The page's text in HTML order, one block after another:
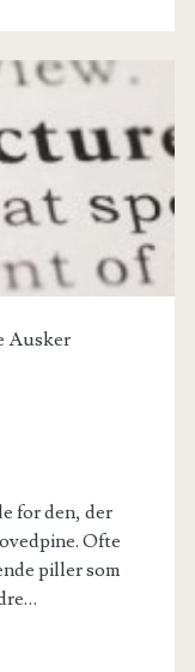
Ausker
for den, der
Ofte
piller som